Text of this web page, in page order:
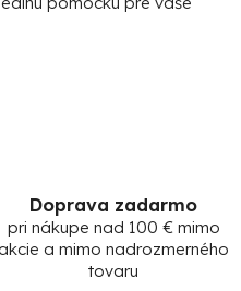
Doprava zadarmo
pri nákupe nad 100 € mimo
a mimo nadrozmerného
tovaru